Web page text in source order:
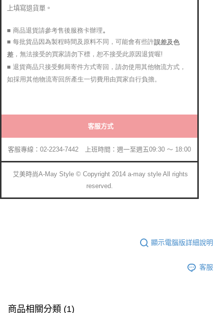
上填寫退貨單。
■ 商品退貨請參考售後服務卡辦理。
■ 每批貨品因為製程時間及原料不同，可能會有些許誤差及色
差 ，無法接受的買家請勿下標，恕不接受此原因退貨喔!
■ 退貨商品只接受郵局寄件方式寄回，請勿使用其他物流方式，
如採用其他物流寄回所產生一切費用由買家自行負擔。
客服方式
客服專線：02-2234-7442 上班時間：週一至週五09:30 ～ 18:00
艾美時尚A-May Style © Copyright 2014 a-may style All rights
reserved.
顯示電腦版詳細說明
客服
商品相關分類 (1)